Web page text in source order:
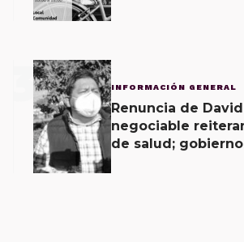
3 INFORMACIÓN GENERAL
Renuncia de
negociable
de salud;